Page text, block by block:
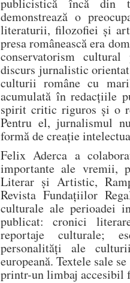
publicistică încă din
demonstrează o
literaturii, filozofiei și
presa românească era
conservatorism
discurs jurnalistic
culturii române cu
acumulată în redacțiile
spirit critic riguros și o
Pentru el, jurnalismul
formă de creație
Felix Aderca a
importante ale vremii,
Literar și Artistic,
Revista Fundațiilor
culturale ale perioadei
publicat: cronici
reportaje culturale;
personalități ale
europeană. Textele sale
printr-un limbaj accesibil